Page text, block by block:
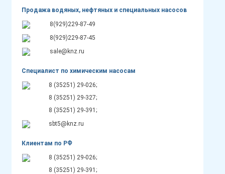
Продажа водяных, нефтяных и специальных насосов
8(929)229-87-49
8(929)229-87-45
sale@knz.ru
Специалист по химическим насосам
8 (35251) 29-026;
8 (35251) 29-327;
8 (35251) 29-391;
sbt5@knz.ru
Клиентам по РФ
8 (35251) 29-026;
8 (35251) 29-391;